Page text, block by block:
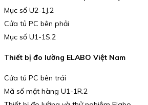
Mục số U2-1J.2
Cửa tủ PC bên phải
Mục số U1-1S.2
Thiết bị đo lường ELABO Việt Nam
Cửa tủ PC bên trái
Mã số mặt hàng U1-1R.2